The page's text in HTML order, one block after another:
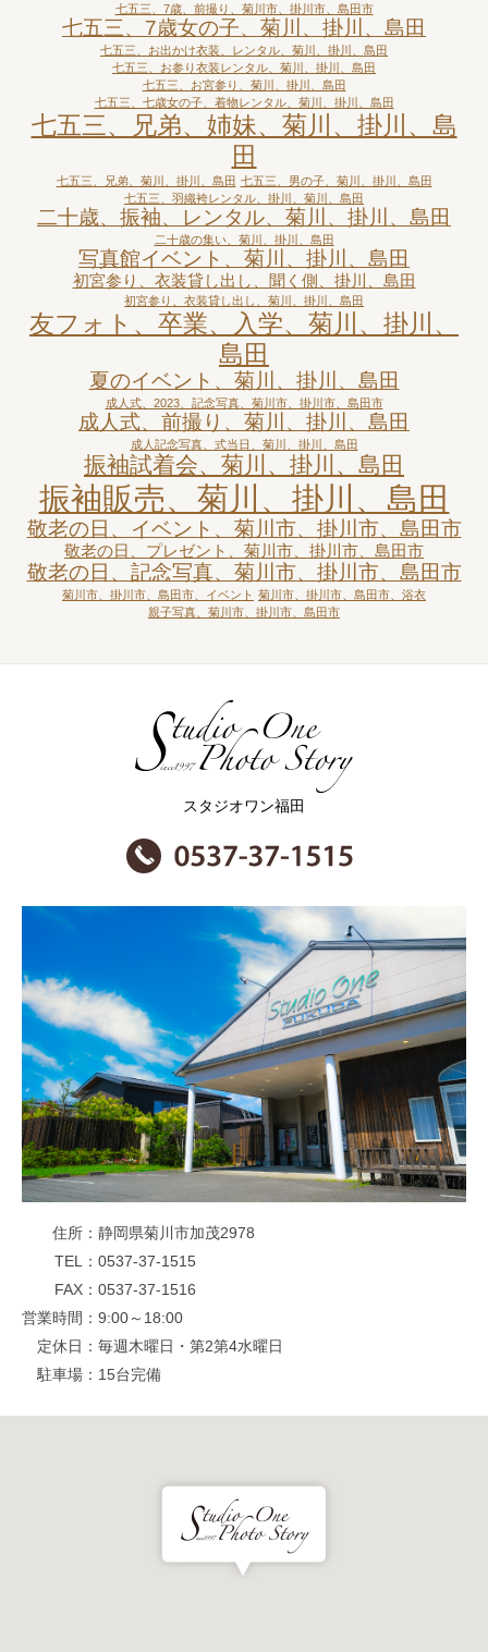
七五三、7歳、前撮り、菊川市、掛川市、島田市
七五三、7歳女の子、菊川、掛川、島田
七五三、お出かけ衣装、レンタル、菊川、掛川、島田
七五三、お参り衣装レンタル、菊川、掛川、島田
七五三、お宮参り、菊川、掛川、島田
七五三、七歳女の子、着物レンタル、菊川、掛川、島田
七五三、兄弟、姉妹、菊川、掛川、島
田
七五三、兄弟、菊川、掛川、島田 七五三、男の子、菊川、掛川、島田
七五三、羽織袴レンタル、掛川、菊川、島田
二十歳、振袖、レンタル、菊川、掛川、島田
二十歳の集い、菊川、掛川、島田
写真館イベント、菊川、掛川、島田
初宮参り、衣装貸し出し、聞く側、掛川、島田
初宮参り、衣装貸し出し、菊川、掛川、島田
友フォト、卒業、入学、菊川、掛川、
島田
夏のイベント、菊川、掛川、島田
成人式、2023、記念写真、菊川市、掛川市、島田市
成人式、前撮り、菊川、掛川、島田
成人記念写真、式当日、菊川、掛川、島田
振袖試着会、菊川、掛川、島田
振袖販売、菊川、掛川、島田
敬老の日、イベント、菊川市、掛川市、島田市
敬老の日、プレゼント、菊川市、掛川市、島田市
敬老の日、記念写真、菊川市、掛川市、島田市
菊川市、掛川市、島田市、イベント 菊川市、掛川市、島田市、浴衣
親子写真、菊川市、掛川市、島田市
スタジオワン福田
住所
静岡県菊川市加茂2978
TEL
0537-37-1515
FAX
0537-37-1516
営業時間
9:00～18:00
定休日
毎週木曜日・第2第4水曜日
駐車場
15台完備